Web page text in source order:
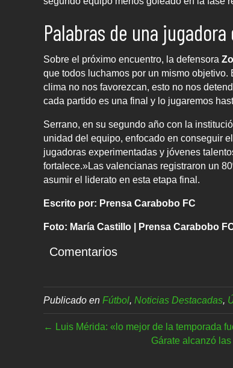
Palabras de una
Sobre el próximo encuentro, la defensora
que todos luchamos por un mismo
clima no nos favorezcan, esto no nos
cada partido es una final y lo jugaremos
Serrano, en su segundo año con la
unidad del equipo, enfocado en conseguir
jugadoras experimentadas y jóvenes
fortalece.»Las valencianas registraron un
asumir el liderato en esta etapa final.
Escrito por: Prensa Carabobo FC
Foto: María Castillo | Prensa Carabobo
Comentarios
Publicado en Fútbol, Noticias Destacadas,
← Luis Mérida: «lo mejor de la temporada
Gárate alcanzó